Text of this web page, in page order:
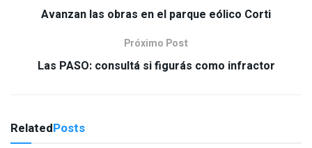
Avanzan las obras en el parque eólico Corti
Próximo Post
Las PASO: consultá si figurás como infractor
RelatedPosts